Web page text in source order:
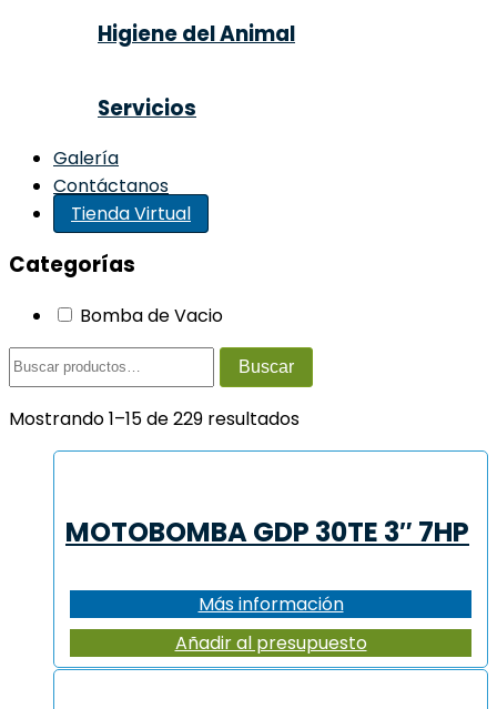
Higiene del Animal
Servicios
Galería
Contáctanos
Tienda Virtual
Categorías
Bomba de Vacio
Buscar
por:
Buscar
Mostrando 1–15 de 229 resultados
MOTOBOMBA GDP 30TE 3″ 7HP
Más información
Añadir al presupuesto